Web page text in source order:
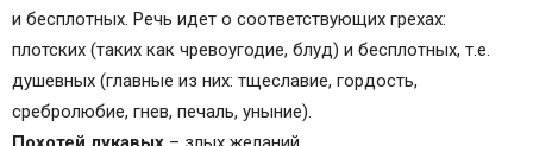
и бесплотных. Речь идет о соответствующих грехах:
плотских (таких как чревоугодие, блуд) и бесплотных, т.е.
душевных (главные из них: тщеславие, гордость,
сребролюбие, гнев, печаль, уныние).